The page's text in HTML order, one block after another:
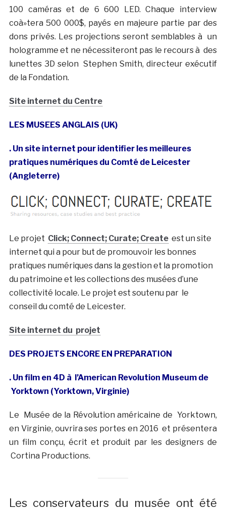
100 caméras et de 6 600 LED. Chaque interview
coà»tera 500 000$, payés en majeure partie par des
dons privés. Les projections seront semblables à un
hologramme et ne nécessiteront pas le recours à des
lunettes 3D selon Stephen Smith, directeur exécutif
de la Fondation.
Site internet du Centre
LES MUSEES ANGLAIS (UK)
. Un site internet pour identifier les meilleures
pratiques numériques du Comté de Leicester
(Angleterre)
Le projet Click; Connect; Curate; Createest un site
internet qui a pour but de promouvoir les bonnes
pratiques numériques dans la gestion et la promotion
du patrimoine et les collections des musées d’une
collectivité locale. Le projet est soutenu par le
conseil du comté de Leicester.
Site internet du projet
DES PROJETS ENCORE EN PREPARATION
. Un film en 4D à l’American Revolution Museum de
Yorktown (Yorktown, Virginie)
Le Musée de la Révolution américaine de Yorktown,
en Virginie, ouvrira ses portes en 2016 et présentera
un film conçu, écrit et produit par les designers de
Cortina Productions.
Les conservateurs du musée ont été